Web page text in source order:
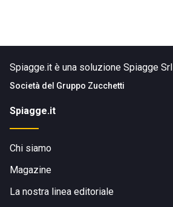
Spiagge.it è una soluzione Spiagge Srl
Società del Gruppo Zucchetti
Spiagge.it
Chi siamo
Magazine
La nostra linea editoriale